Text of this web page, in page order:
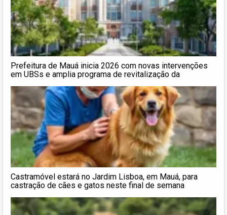
Prefeitura de Mauá inicia 2026 com novas intervenções
em UBSs e amplia programa de revitalização da
Castramóvel estará no Jardim Lisboa, em Mauá, para
castração de cães e gatos neste final de semana